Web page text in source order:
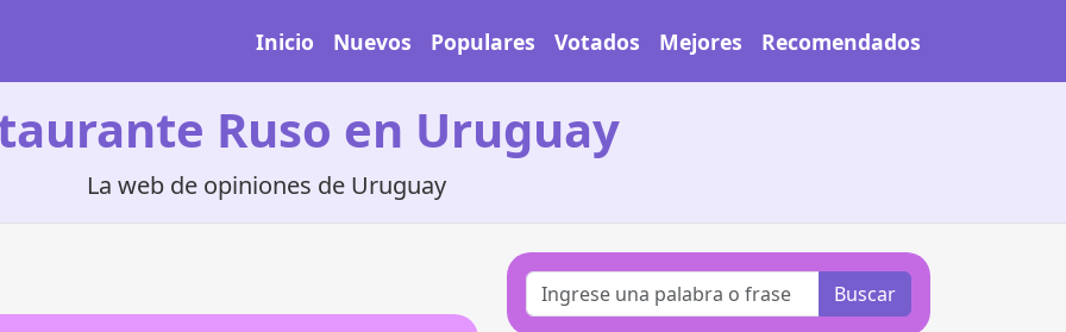
Inicio Nuevos Populares Votados Mejores Recomendados
Ruso en Uruguay
La web de opiniones de Uruguay
Buscar